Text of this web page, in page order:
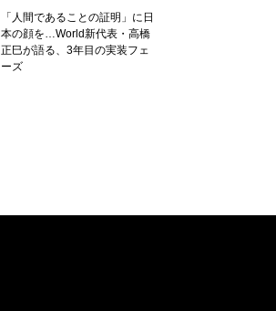
「人間であることの証明」に日
本の顔を…World新代表・高橋
正巳が語る、3年目の実装フェ
ーズ